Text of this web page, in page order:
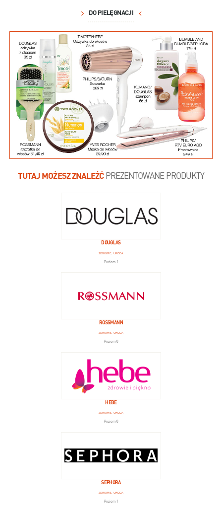
DO PIELĘGNACJI
TUTAJ MOŻESZ ZNALEŹĆPREZENTOWANE PRODUKTY
DOUGLAS
ZDROWIE, URODA
Poziom 1
ROSSMANN
ZDROWIE, URODA
Poziom 0
HEBE
ZDROWIE, URODA
Poziom 0
SEPHORA
ZDROWIE, URODA
Poziom 1